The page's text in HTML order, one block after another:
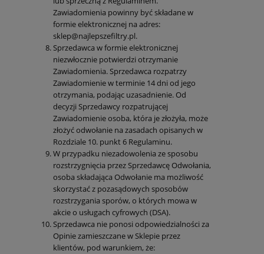
Zawiadomienia powinny być składane w
formie elektronicznej na adres:
sklep@najlepszefiltry.pl.
Sprzedawca w formie elektronicznej
niezwłocznie potwierdzi otrzymanie
Zawiadomienia. Sprzedawca rozpatrzy
Zawiadomienie w terminie 14 dni od jego
otrzymania, podając uzasadnienie. Od
decyzji Sprzedawcy rozpatrującej
Zawiadomienie osoba, która je złożyła, może
złożyć odwołanie na zasadach opisanych w
Rozdziale 10. punkt 6 Regulaminu.
W przypadku niezadowolenia ze sposobu
rozstrzygnięcia przez Sprzedawcę Odwołania,
osoba składająca Odwołanie ma możliwość
skorzystać z pozasądowych sposobów
rozstrzygania sporów, o których mowa w
akcie o usługach cyfrowych (DSA).
Sprzedawca nie ponosi odpowiedzialności za
Opinie zamieszczane w Sklepie przez
klientów, pod warunkiem, że: